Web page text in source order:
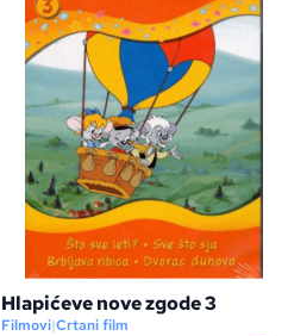
Hlapićeve nove zgode 3
Filmovi|Crtani film